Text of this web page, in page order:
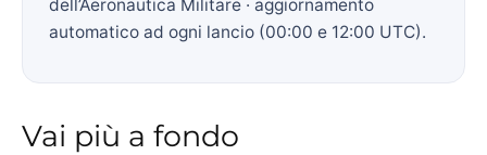
dell’Aeronautica Militare · aggiornamento
automatico ad ogni lancio (00:00 e 12:00 UTC).
Vai più a fondo